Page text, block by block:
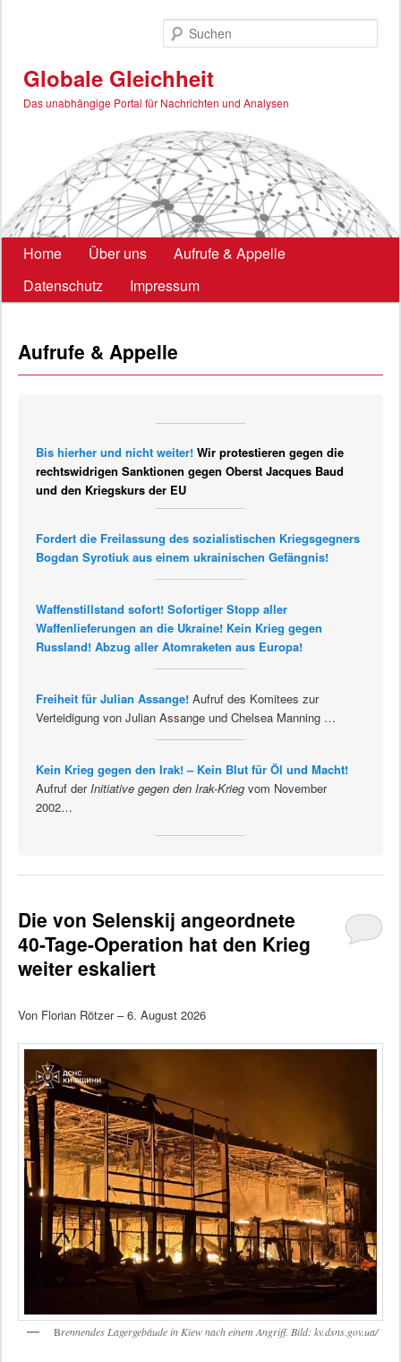
Globale Gleichheit
Das unabhängige Portal für Nachrichten und Analysen
Hauptmenü
Home Über uns
Aufrufe & Appelle
Datenschutz
Impressum
Aufrufe & Appelle
Bis hierher und nicht weiter! Wir protestieren gegen die
rechtswidrigen Sanktionen gegen Oberst Jacques Baud
und den Kriegskurs der EU
Fordert die Freilassung des sozialistischen Kriegsgegners
Bogdan Syrotiuk aus einem ukrainischen Gefängnis!
Waffenstillstand sofort! Sofortiger Stopp aller
Waffenlieferungen an die Ukraine! Kein Krieg gegen
Russland! Abzug aller Atomraketen aus Europa!
Freiheit für Julian Assange!Aufruf des Komitees zur
Verteidigung von Julian Assange und Chelsea Manning …
Kein Krieg gegen den Irak! – Kein Blut für Öl und Macht!
Aufruf derInitiative gegen den Irak-Kriegvom November
2002…
Die von Selenskij angeordnete
40-Tage-Operation hat den Krieg
weiter eskaliert
Von Florian Rötzer – 6. August 2026
Brennendes Lagergebäude in Kiew nach einem Angriff. Bild: kv.dsns.gov.ua/